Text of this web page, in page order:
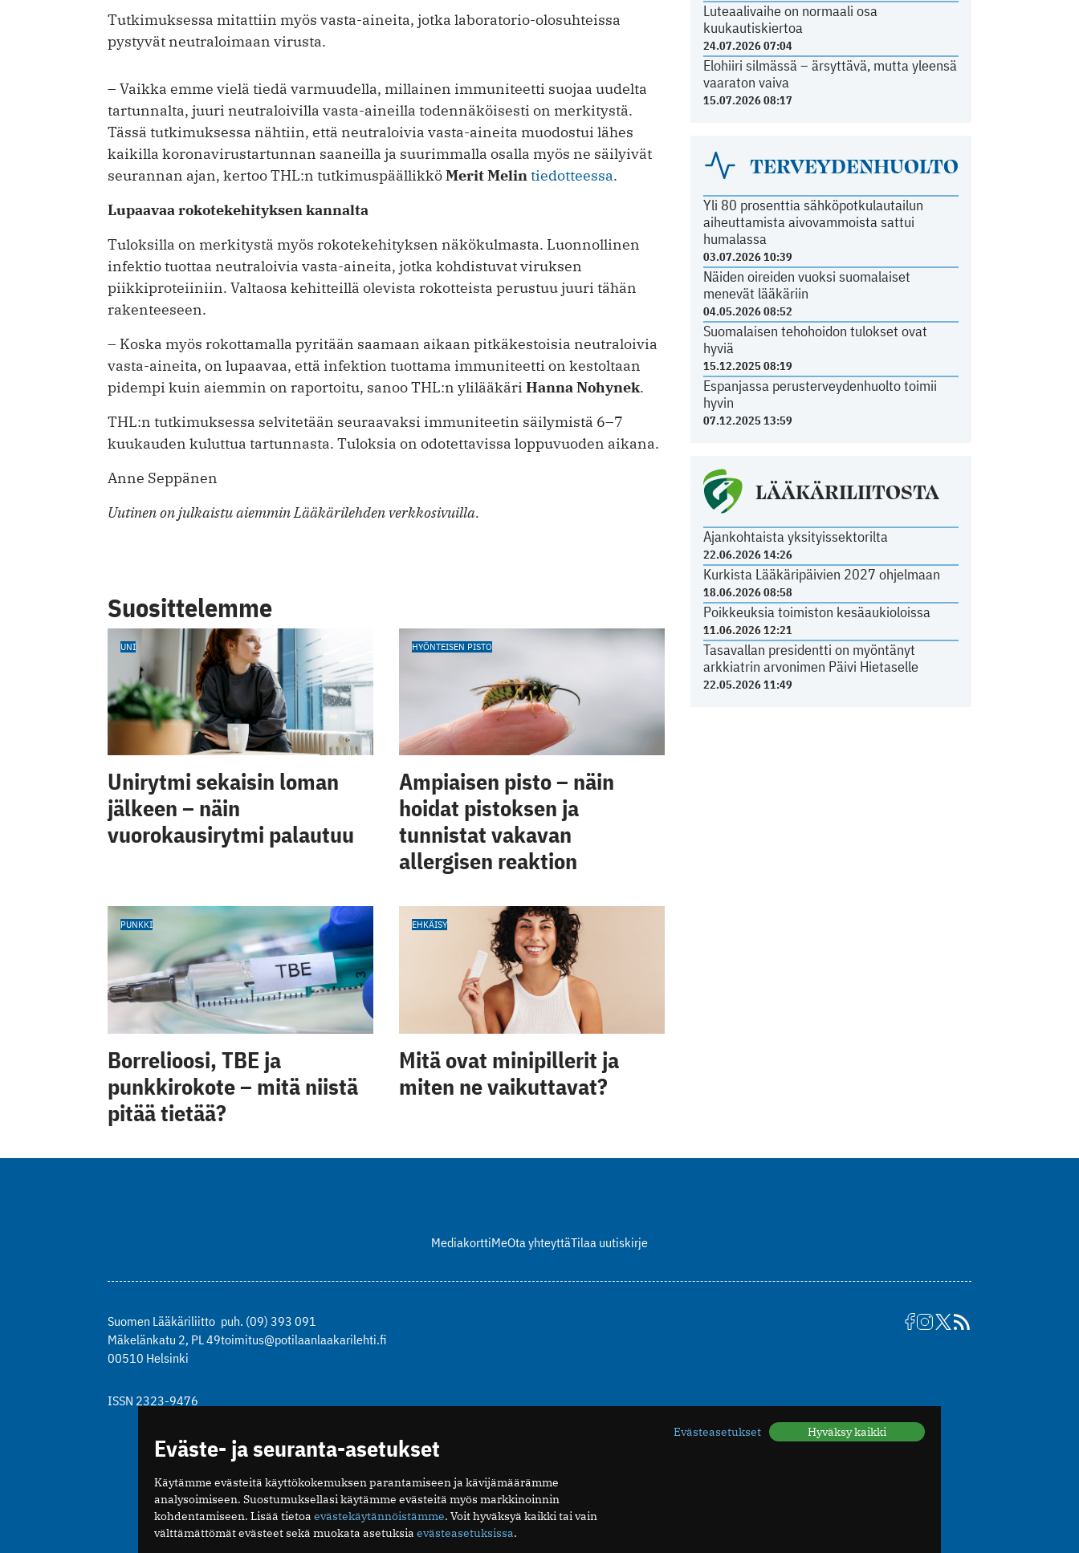
Luteaalivaihe on normaali osa
kuukautiskiertoa
24.07.2026 07:04
Elohiiri silmässä – ärsyttävä, mutta yleensä
vaaraton vaiva
15.07.2026 08:17
TERVEYDENHUOLTO
Yli 80 prosenttia sähköpotkulautailun
aiheuttamista aivovammoista sattui
humalassa
03.07.2026 10:39
Näiden oireiden vuoksi suomalaiset
menevät lääkäriin
04.05.2026 08:52
Suomalaisen tehohoidon tulokset ovat
hyviä
15.12.2025 08:19
Espanjassa perusterveydenhuolto toimii
hyvin
07.12.2025 13:59
LÄÄKÄRILIITOSTA
Ajankohtaista yksityissektorilta
22.06.2026 14:26
Kurkista Lääkäripäivien 2027 ohjelmaan
18.06.2026 08:58
Poikkeuksia toimiston kesäaukioloissa
11.06.2026 12:21
Tasavallan presidentti on myöntänyt
arkkiatrin arvonimen Päivi Hietaselle
22.05.2026 11:49
Tutkimuksessa mitattiin myös vasta-aineita, jotka laboratorio-olosuhteissa
pystyvät neutraloimaan virusta.
– Vaikka emme vielä tiedä varmuudella, millainen immuniteetti suojaa uudelta
tartunnalta, juuri neutraloivilla vasta-aineilla todennäköisesti on merkitystä.
Tässä tutkimuksessa nähtiin, että neutraloivia vasta-aineita muodostui lähes
kaikilla koronavirustartunnan saaneilla ja suurimmalla osalla myös ne säilyivät
seurannan ajan, kertoo THL:n tutkimuspäällikköMerit Melintiedotteessa.
Lupaavaa rokotekehityksen kannalta
Tuloksilla on merkitystä myös rokotekehityksen näkökulmasta. Luonnollinen
infektio tuottaa neutraloivia vasta-aineita, jotka kohdistuvat viruksen
piikkiproteiiniin. Valtaosa kehitteillä olevista rokotteista perustuu juuri tähän
rakenteeseen.
– Koska myös rokottamalla pyritään saamaan aikaan pitkäkestoisia neutraloivia
vasta-aineita, on lupaavaa, että infektion tuottama immuniteetti on kestoltaan
pidempi kuin aiemmin on raportoitu, sanoo THL:n ylilääkäri Hanna Nohynek.
THL:n tutkimuksessa selvitetään seuraavaksi immuniteetin säilymistä 6–7
kuukauden kuluttua tartunnasta. Tuloksia on odotettavissa loppuvuoden aikana.
Anne Seppänen
Uutinen on julkaistu aiemmin Lääkärilehden verkkosivuilla.
Suosittelemme
UNI
Unirytmi sekaisin loman
jälkeen – näin
vuorokausirytmi palautuu
HYÖNTEISEN PISTO
Ampiaisen pisto – näin
hoidat pistoksen ja
tunnistat vakavan
allergisen reaktion
PUNKKI
Borrelioosi, TBE ja
punkkirokote – mitä niistä
pitää tietää?
EHKÄISY
Mitä ovat minipillerit ja
miten ne vaikuttavat?
MediakorttiMeOta yhteyttäTilaa uutiskirje
Suomen Lääkäriliitto
Mäkelänkatu 2, PL 49
00510 Helsinki
puh. (09) 393 091
toimitus@potilaanlaakarilehti.fi
ISSN 2323-9476
Eväste- ja seuranta-asetukset
Käytämme evästeitä käyttökokemuksen parantamiseen ja kävijämäärämme
analysoimiseen. Suostumuksellasi käytämme evästeitä myös markkinoinnin
kohdentamiseen. Lisää tietoa evästekäytännöistämme. Voit hyväksyä kaikki tai vain
välttämättömät evästeet sekä muokata asetuksia evästeasetuksissa.
Evästeasetukset Hyväksy kaikki